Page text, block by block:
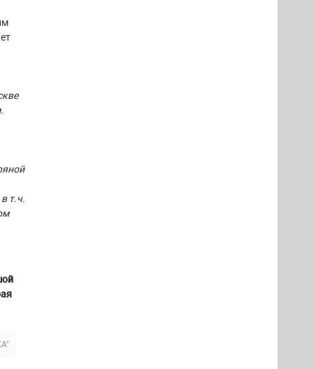
т.ч.